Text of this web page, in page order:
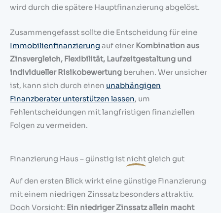
wird durch die spätere Hauptfinanzierung abgelöst.
Zusammengefasst sollte die Entscheidung für eine
Immobilienfinanzierung auf einer Kombination aus
Zinsvergleich, Flexibilität, Laufzeitgestaltung und
individueller Risikobewertung beruhen. Wer unsicher
ist, kann sich durch einen unabhängigen
Finanzberater unterstützen lassen, um
Fehlentscheidungen mit langfristigen finanziellen
Folgen zu vermeiden.
Finanzierung Haus – günstig ist nichtgleich gut
Auf den ersten Blick wirkt eine günstige Finanzierung
mit einem niedrigen Zinssatz besonders attraktiv.
Doch Vorsicht: Ein niedriger Zinssatz allein macht